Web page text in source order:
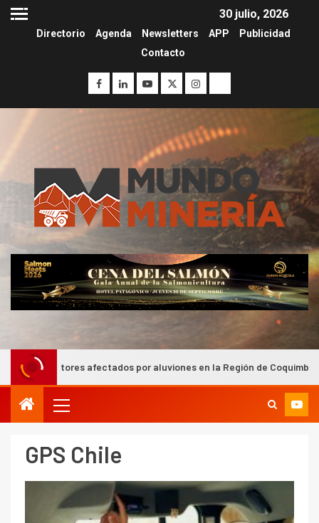
30 julio, 2026
Directorio Agenda Newsletters APP
Publicidad
Contacto
afectados por aluviones en la Región de Coquimbo
GPS Chile